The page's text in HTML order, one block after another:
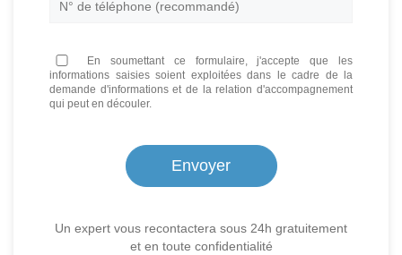
En soumettant ce formulaire, j'accepte que les
informations saisies soient exploitées dans le cadre de la
demande d'informations et de la relation d'accompagnement
qui peut en découler.
Un expert vous recontactera sous 24h gratuitement
et en toute confidentialité